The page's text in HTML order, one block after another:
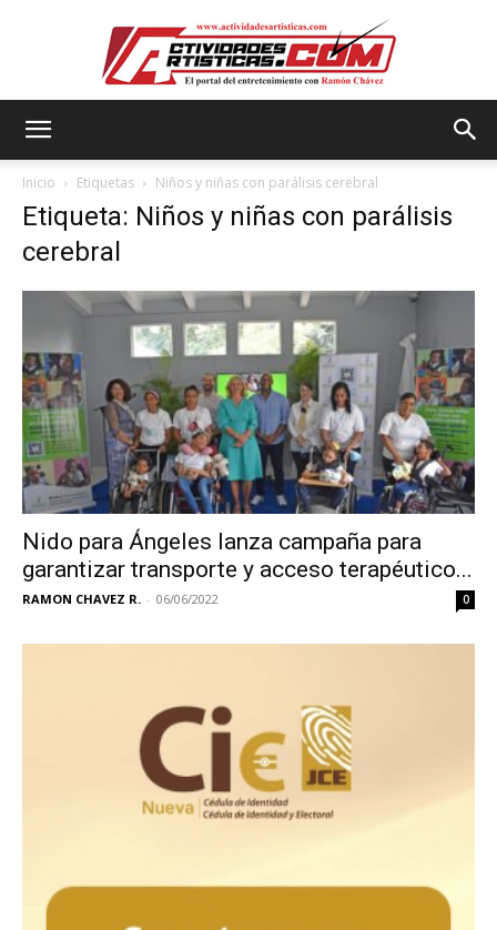
Inicio Etiquetas Niños y niñas con parálisis cerebral
Etiqueta: Niños y niñas con parálisis
cerebral
Nido para Ángeles lanza campaña para
garantizar transporte y acceso terapéutico...
RAMON CHAVEZ R. - 06/06/2022 0